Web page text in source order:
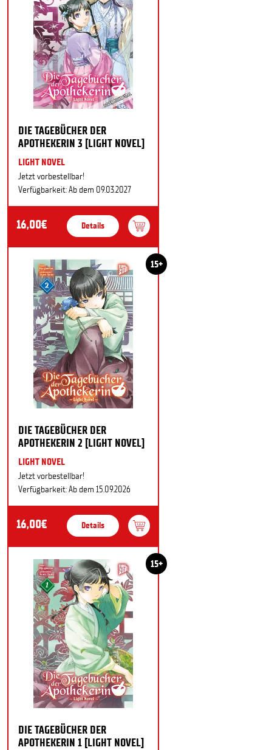
DIE TAGEBÜCHER DER
APOTHEKERIN 3 [LIGHT NOVEL]
LIGHT NOVEL
Jetzt vorbestellbar!
Verfügbarkeit: Ab dem 09.03.2027
16,00€ Details
15+
DIE TAGEBÜCHER DER
APOTHEKERIN 2 [LIGHT NOVEL]
LIGHT NOVEL
Jetzt vorbestellbar!
Verfügbarkeit: Ab dem 15.09.2026
16,00€ Details
15+
DIE TAGEBÜCHER DER
APOTHEKERIN 1 [LIGHT NOVEL]